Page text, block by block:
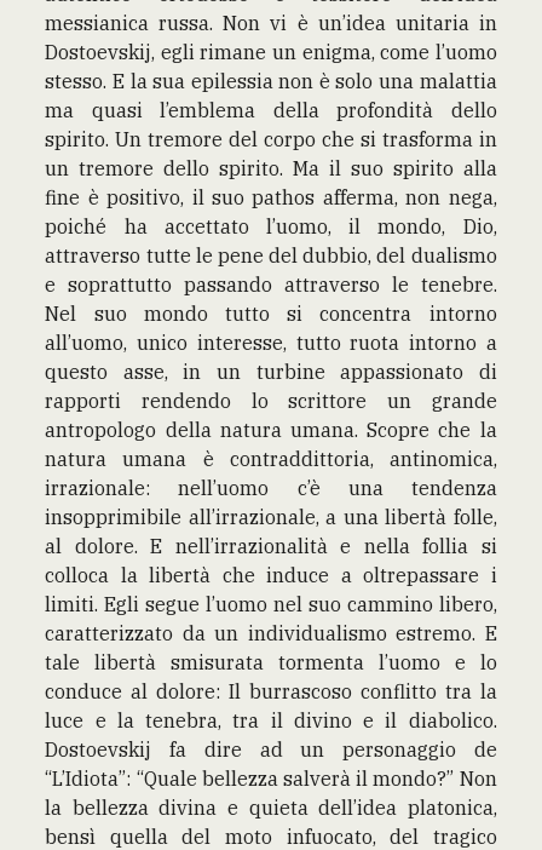
messianica russa. Non vi è un’idea unitaria in
Dostoevskij, egli rimane un enigma, come l’uomo
stesso. E la sua epilessia non è solo una malattia
ma quasi l’emblema della profondità dello
spirito. Un tremore del corpo che si trasforma in
un tremore dello spirito. Ma il suo spirito alla
fine è positivo, il suo pathos afferma, non nega,
poiché ha accettato l’uomo, il mondo, Dio,
attraverso tutte le pene del dubbio, del dualismo
e soprattutto passando attraverso le tenebre.
Nel suo mondo tutto si concentra intorno
all’uomo, unico interesse, tutto ruota intorno a
questo asse, in un turbine appassionato di
rapporti rendendo lo scrittore un grande
antropologo della natura umana. Scopre che la
natura umana è contraddittoria, antinomica,
irrazionale: nell’uomo c’è una tendenza
insopprimibile all’irrazionale, a una libertà folle,
al dolore. E nell’irrazionalità e nella follia si
colloca la libertà che induce a oltrepassare i
limiti. Egli segue l’uomo nel suo cammino libero,
caratterizzato da un individualismo estremo. E
tale libertà smisurata tormenta l’uomo e lo
conduce al dolore: Il burrascoso conflitto tra la
luce e la tenebra, tra il divino e il diabolico.
Dostoevskij fa dire ad un personaggio de
“L’Idiota”: “Quale bellezza salverà il mondo?” Non
la bellezza divina e quieta dell’idea platonica,
bensì quella del moto infuocato, del tragico